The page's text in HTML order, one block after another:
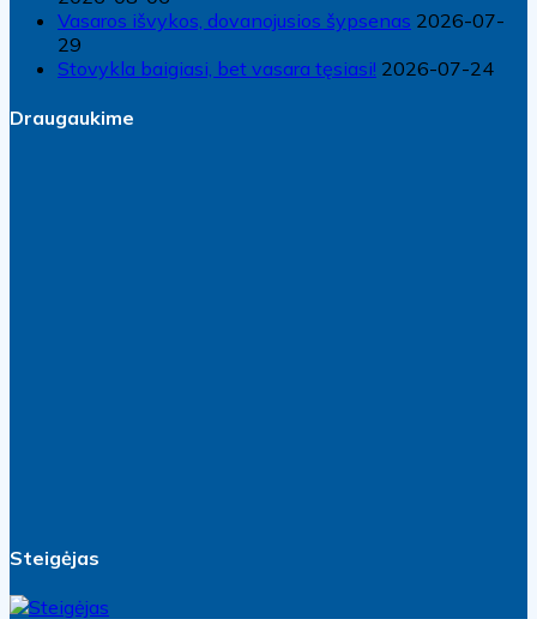
Vasaros išvykos, dovanojusios šypsenas 2026-07-
29
Stovykla baigiasi, bet vasara tęsiasi! 2026-07-24
Draugaukime
Steigėjas